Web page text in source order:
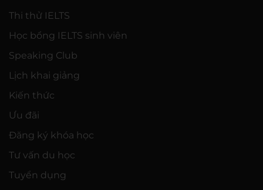
Thi thử IELTS
Học bổng IELTS sinh viên
Speaking Club
Lịch khai giảng
Kiến thức
Ưu đãi
Đăng ký khóa học
Tư vấn du học
Tuyển dụng